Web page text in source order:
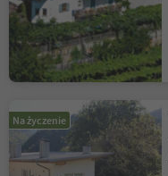
Na życzenie